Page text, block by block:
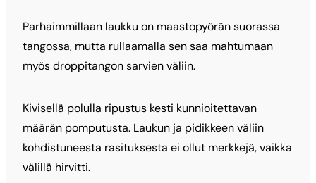
Parhaimmillaan laukku on maastopyörän suorassa
tangossa, mutta rullaamalla sen saa mahtumaan
myös droppitangon sarvien väliin.
Kivisellä polulla ripustus kesti kunnioitettavan
määrän pomputusta. Laukun ja pidikkeen väliin
kohdistuneesta rasituksesta ei ollut merkkejä, vaikka
välillä hirvitti.